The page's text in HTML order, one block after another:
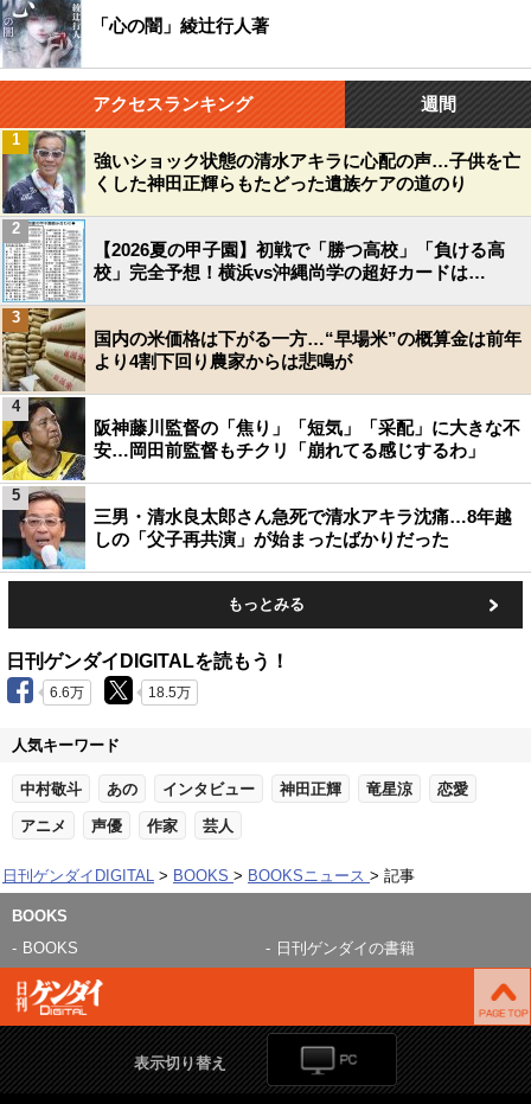
「心の闇」綾辻行人著
アクセスランキング 週間
強いショック状態の清水アキラに心配の声…子供を亡
くした神田正輝らもたどった遺族ケアの道のり
1
【2026夏の甲子園】初戦で「勝つ高校」「負ける高
校」完全予想！横浜vs沖縄尚学の超好カードは…
2
国内の米価格は下がる一方…“早場米”の概算金は前年
より4割下回り農家からは悲鳴が
3
阪神藤川監督の「焦り」「短気」「采配」に大きな不
安…岡田前監督もチクリ「崩れてる感じするわ」
4
三男・清水良太郎さん急死で清水アキラ沈痛…8年越
しの「父子再共演」が始まったばかりだった
5
もっとみる
日刊ゲンダイDIGITALを読もう！
6.6万 18.5万
人気キーワード
中村敬斗 あの インタビュー 神田正輝 竜星涼 恋愛
アニメ 声優 作家 芸人
日刊ゲンダイDIGITAL BOOKS BOOKSニュース 記事
BOOKS
BOOKS
日刊ゲンダイの書籍
表示切り替え